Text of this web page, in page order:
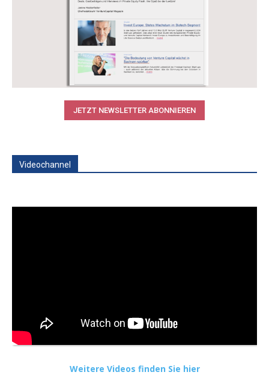
JETZT NEWSLETTER ABONNIEREN
Videochannel
Weitere Videos finden Sie hier